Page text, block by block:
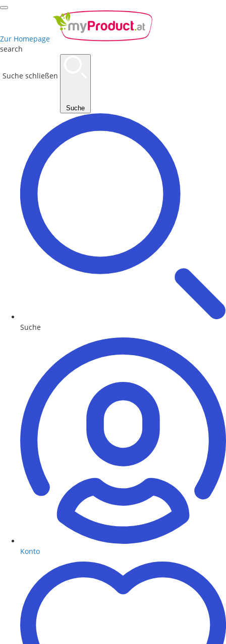
Zur Homepage
search
Suche schließen
Suche
Suche
Konto